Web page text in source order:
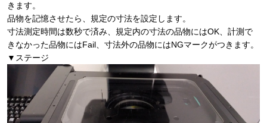
きます。
品物を記憶させたら、規定の寸法を設定します。
寸法測定時間は数秒で済み、規定内の寸法の品物にはOK、計測で
きなかった品物にはFail、寸法外の品物にはNGマークがつきます。
▼ステージ